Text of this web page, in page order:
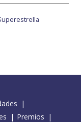
Premios